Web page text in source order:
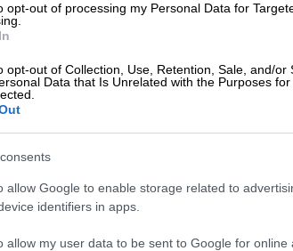
opt-out of processing my Personal Data for
opt-out of Collection, Use, Retention, Sale, and/or
Data that Is Unrelated with the Purposes
allow Google to enable storage related to
identifiers in apps.
allow my user data to be sent to Google for online
- Πλήθος κόσμου αποτίει
αφότου ξεκίνησε ο πόλεμος
και την παλαιστινιακή
στο στόχαστρο οργανώσεις που
κίνημα Χεζμπολάχ του